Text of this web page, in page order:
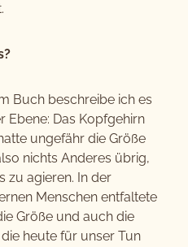
Buch beschreibe ich es
Ebene: Das Kopfgehirn
ungefähr die Größe
nichts Anderes übrig,
zu agieren. In der
Menschen entfaltete
Größe und auch die
heute für unser Tun